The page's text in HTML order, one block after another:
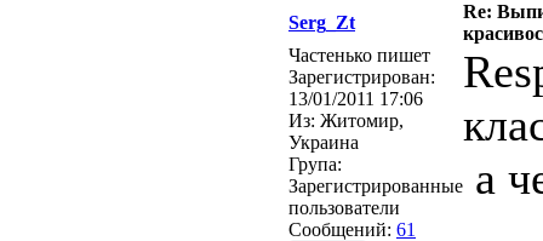
Serg_Zt
Re:
Частенько пишет
Зарегистрирован:
13/01/2011 17:06
Из: Житомир,
Украина
Група:
Зарегистрированные
пользователи
Сообщений: 61
а